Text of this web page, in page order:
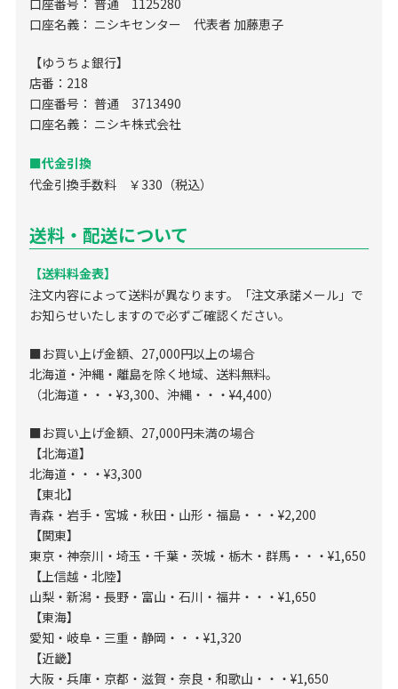
口座番号： 普通 1125280
口座名義： ニシキセンター 代表者 加藤恵子
【ゆうちょ銀行】
店番：218
口座番号： 普通 3713490
口座名義： ニシキ株式会社
■代金引換
代金引換手数料 ￥330（税込）
送料・配送について
【送料料金表】
注文内容によって送料が異なります。「注文承諾メール」で
お知らせいたしますので必ずご確認ください。
■お買い上げ金額、27,000円以上の場合
北海道・沖縄・離島を除く地域、送料無料。
（北海道・・・¥3,300、沖縄・・・¥4,400）
■お買い上げ金額、27,000円未満の場合
【北海道】
北海道・・・¥3,300
【東北】
青森・岩手・宮城・秋田・山形・福島・・・¥2,200
【関東】
東京・神奈川・埼玉・千葉・茨城・栃木・群馬・・・¥1,650
【上信越・北陸】
山梨・新潟・長野・富山・石川・福井・・・¥1,650
【東海】
愛知・岐阜・三重・静岡・・・¥1,320
【近畿】
大阪・兵庫・京都・滋賀・奈良・和歌山・・・¥1,650